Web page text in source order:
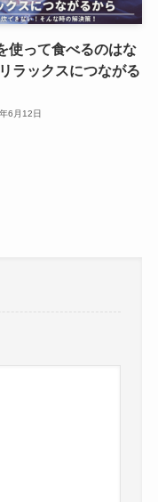
使って食べるのはな
ラックスにつながる
6月12日